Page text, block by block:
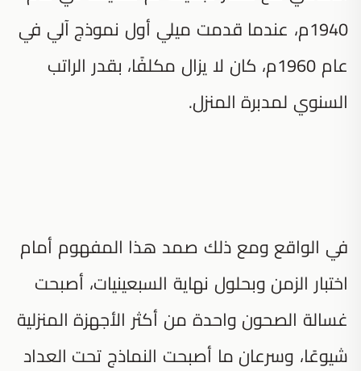
1940م، عندما قدمت ميلي أول نموذج آلي في
عام 1960م، كان لا يزال مكلفًا، بقدر الراتب
السنوي لمدبرة المنزل.
في الواقع ومع ذلك صمد هذا المفهوم أمام
اختبار الزمن وبحلول نهاية السبعينيات، أصبحت
غسالة الصحون واحدة من أكثر الأجهزة المنزلية
شيوعًا، وسرعان ما أصبحت النماذج تحت العداد